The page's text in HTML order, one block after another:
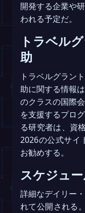
開発する企業や
われる予定だ。
トラベル
助
トラベルグラン
助に関する情報
のクラスの国際
を支援するプロ
る研究者は、資
2026の公式サイ
お勧めする。
スケジュ
詳細なデイリー
れて公開される